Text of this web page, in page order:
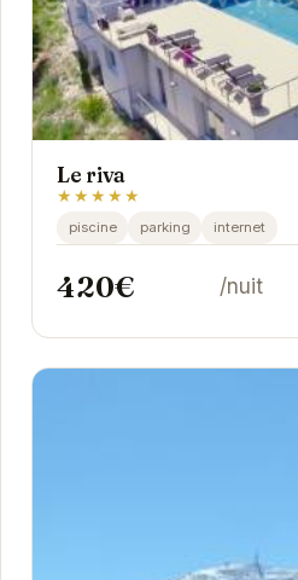
Le riva
★★★★★
piscine parking internet
420€ /nuit